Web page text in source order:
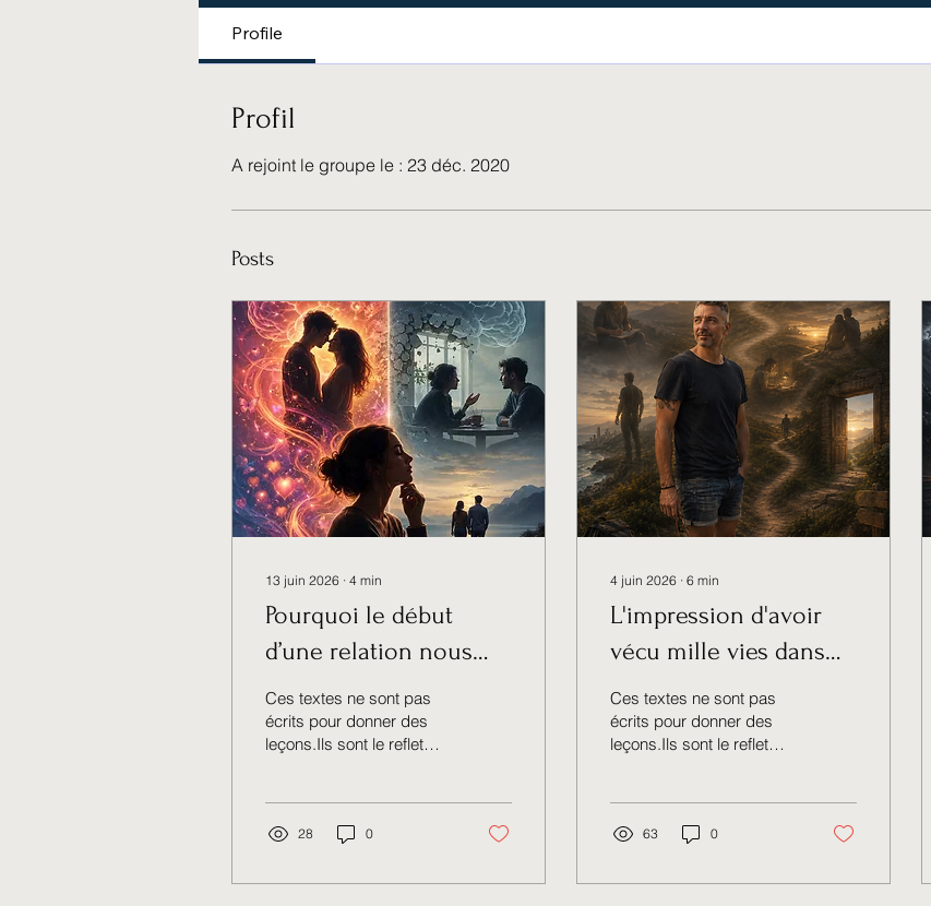
Profile
Profil
A rejoint le groupe le : 23 déc. 2020
Posts
13 juin 2026 ∙ 4 min
Pourquoi le début
d’une relation nous
fait souvent perdre en
lucidité 3/9
Ces textes ne sont pas
écrits pour donner des
leçons.Ils sont le reflet
lumineux. Chaque article
réflexion née d’un vécu,
28 0
4 juin 2026 ∙ 6 min
L'impression d'avoir
vécu mille vies dans
une seule
Ces textes ne sont pas
écrits pour donner des
leçons.Ils sont le reflet
lumineux. Chaque article
réflexion née d’un vécu,
63 0